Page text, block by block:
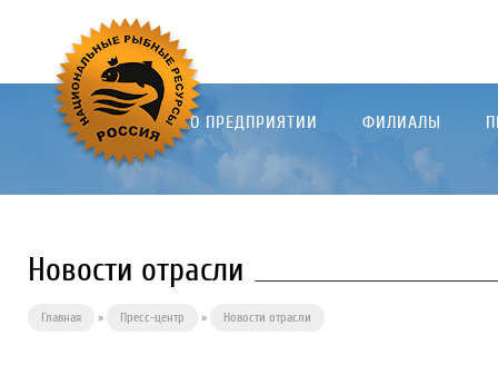
О ПРЕДПРИЯТИИ ФИЛИАЛЫ
Новости отрасли
Главная » Пресс-центр » Новости отрасли